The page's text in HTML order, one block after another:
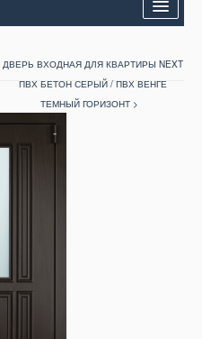
ДВЕРЬ ВХОДНАЯ ДЛЯ КВАРТИРЫ NEXT
ПВХ БЕТОН СЕРЫЙ / ПВХ ВЕНГЕ
ТЕМНЫЙ ГОРИЗОНТ >